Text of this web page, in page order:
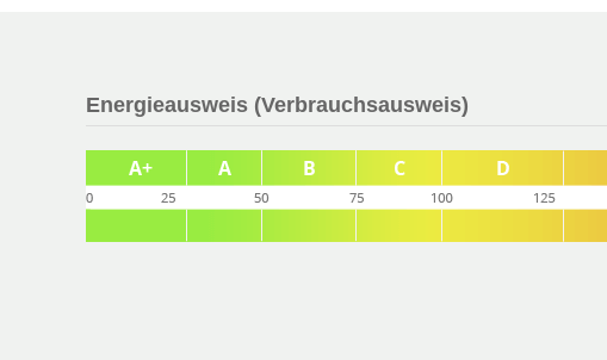
Energieausweis (Verbrauchsausweis)